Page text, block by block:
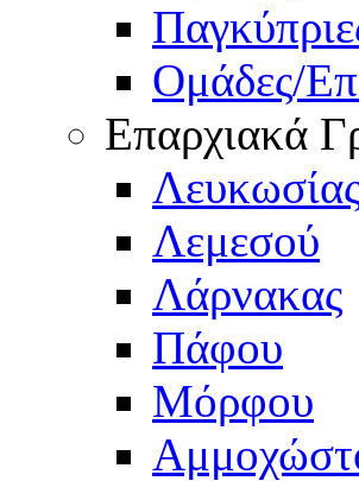
Ομάδες/
Επαρχιακά
Λεμεσού
Λάρνακας
Πάφου
Μόρφου